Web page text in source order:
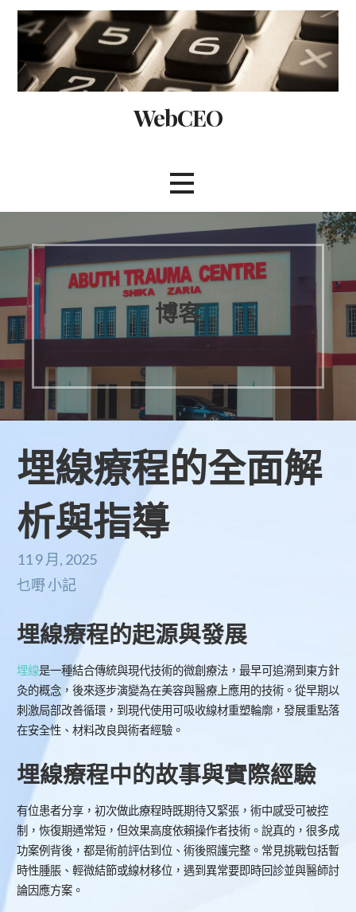
Skip
WebCEO
博客
埋線療程的全面解
析與指導
11 9 月, 2025
乜嘢 小記
埋線療程的起源與發展
埋線是一種結合傳統與現代技術的微創療法，最早可追溯到東方針
灸的概念，後來逐步演變為在美容與醫療上應用的技術。從早期以
刺激局部改善循環，到現代使用可吸收線材重塑輪廓，發展重點落
在安全性、材料改良與術者經驗。
埋線療程中的故事與實際經驗
有位患者分享，初次做此療程時既期待又緊張，術中感受可被控
制，恢復期通常短，但效果高度依賴操作者技術。說真的，很多成
功案例背後，都是術前評估到位、術後照護完整。常見挑戰包括暫
時性腫脹、輕微結節或線材移位，遇到異常要即時回診並與醫師討
論因應方案。